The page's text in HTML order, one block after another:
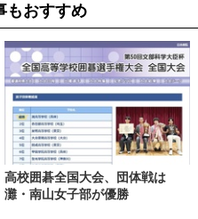
もおすすめ
高校囲碁全国大会、団体戦は
灘・南山女子部が優勝